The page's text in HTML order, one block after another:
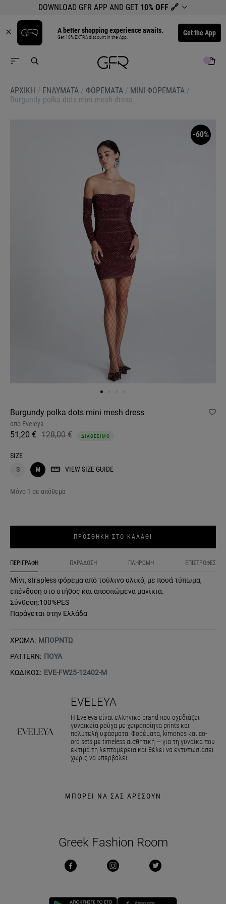
DOWNLOAD GFR APP AND GET 10% OFF 🔗
A better shopping experience awaits.
Get 10% EXTRA discount in the App. Get the App
ΑΡΧΙΚΉ / ΕΝΔΥΜΑΤΑ / ΦΟΡΕΜΑΤΑ / ΜΙΝΙ ΦΟΡΕΜΑΤΑ /
Burgundy polka dots mini mesh dress
-60%
Burgundy polka dots mini mesh dress
από Eveleya
51,20 € 128,00 € ΔΙΑΘΕΣΙΜΟ
SIZE
S M VIEW SIZE GUIDE
Μόνο 1 σε απόθεμα
ΠΡΟΣΘΗΚΗ ΣΤΟ ΚΑΛΑΘΙ
ΠΕΡΙΓΡΑΦΗ ΠΑΡΑΔΟΣΗ ΠΛΗΡΩΜΗ ΕΠΙΣΤΡΟΦΕΣ
Μίνι, strapless φόρεμα από τούλινο υλικό, με πουά τύπωμα,
επένδυση στο στήθος και αποσπώμενα μανίκια.
Σύνθεση:100%PES
Παράγεται στην Ελλάδα
ΧΡΩΜΑ: ΜΠΟΡΝΤΩ
PATTERN: ΠΟΥΑ
ΚΩΔΙΚΟΣ: EVE-FW25-12402-M
EVELEYA
Η Eveleya είναι ελληνικό brand που σχεδιάζει
γυναικεία ρούχα με χειροποίητα prints και
πολυτελή υφάσματα. Φορέματα, kimonos και co-
ord sets με timeless αισθητική — για τη γυναίκα που
εκτιμά τη λεπτομέρεια και θέλει να εντυπωσιάσει
χωρίς να υπερβάλει.
ΜΠΟΡΕΙ ΝΑ ΣΑΣ ΑΡΕΣΟΥΝ
Greek Fashion Room